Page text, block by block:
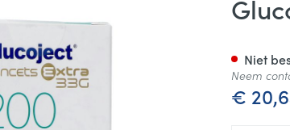
33g Lancetten 200
€
Niet
Neem